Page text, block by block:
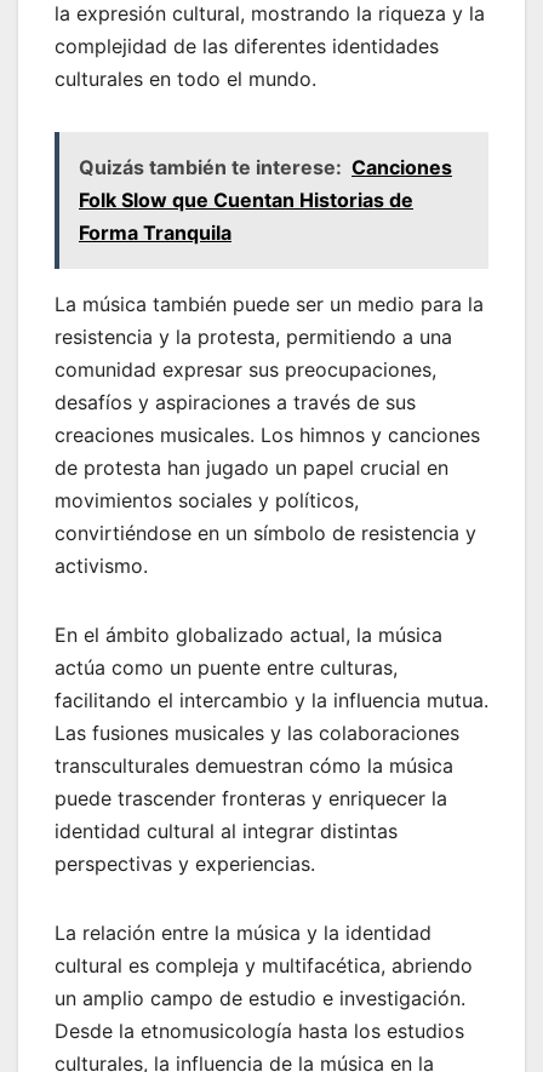
la expresión cultural, mostrando la riqueza y la
complejidad de las diferentes identidades
culturales en todo el mundo.
Quizás también te interese: Canciones
Folk Slow que Cuentan Historias de
Forma Tranquila
La música también puede ser un medio para la
resistencia y la protesta, permitiendo a una
comunidad expresar sus preocupaciones,
desafíos y aspiraciones a través de sus
creaciones musicales. Los himnos y canciones
de protesta han jugado un papel crucial en
movimientos sociales y políticos,
convirtiéndose en un símbolo de resistencia y
activismo.
En el ámbito globalizado actual, la música
actúa como un puente entre culturas,
facilitando el intercambio y la influencia mutua.
Las fusiones musicales y las colaboraciones
transculturales demuestran cómo la música
puede trascender fronteras y enriquecer la
identidad cultural al integrar distintas
perspectivas y experiencias.
La relación entre la música y la identidad
cultural es compleja y multifacética, abriendo
un amplio campo de estudio e investigación.
Desde la etnomusicología hasta los estudios
culturales, la influencia de la música en la